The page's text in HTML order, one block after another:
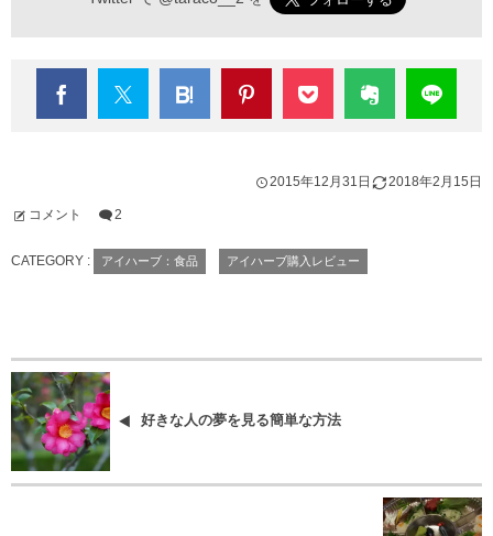
2015年12月31日 2018年2月15日
コメント 2
CATEGORY : アイハーブ：食品 アイハーブ購入レビュー
好きな人の夢を見る簡単な方法